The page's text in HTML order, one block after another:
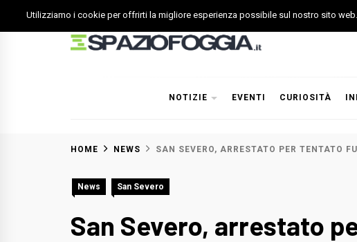
to
NOTIZIE EVENTI CURIOSITÀ
HOME NEWS SAN SEVERO, ARRESTATO PER TENTATO
News San Severo
San Severo, arrestato
Utilizziamo i cookie per offrirti la migliore esperienza possibile sul nostro sito